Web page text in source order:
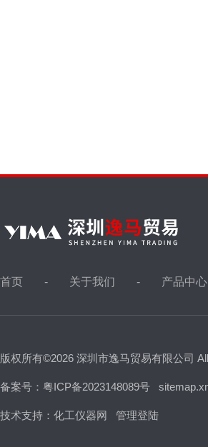
首页 关于我们 产品中心
版权所有©2026 深圳市逸马贸易有限公司
备案号：粤ICP备2023148089号
技术支持： 化工仪器网 管理登陆